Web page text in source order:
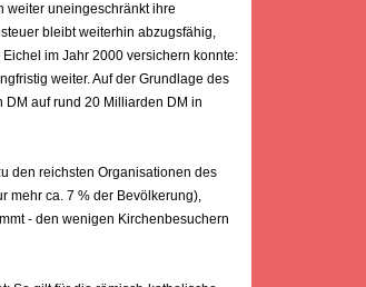
weiter uneingeschränkt ihre
bleibt weiterhin abzugsfähig,
im Jahr 2000 versichern konnte:
weiter. Auf der Grundlage des
auf rund 20 Milliarden DM in
den reichsten Organisationen des
mehr ca. 7 % der Bevölkerung),
- den wenigen Kirchenbesuchern